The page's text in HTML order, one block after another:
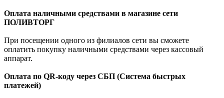
Оплата наличными средствами в магазине сети
ПОЛИВТОРГ
При посещении одного из филиалов сети вы сможете
оплатить покупку наличными средствами через кассовый
аппарат.
Оплата по QR-коду через СБП (Система быстрых
платежей)